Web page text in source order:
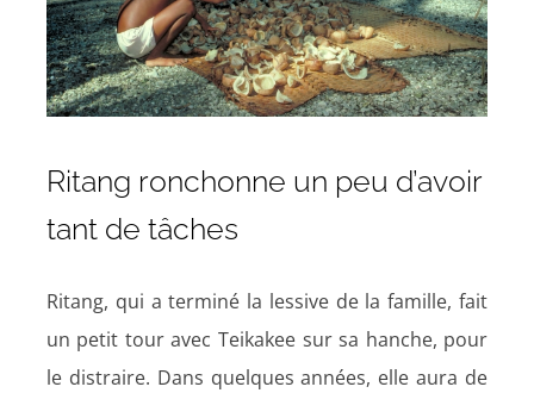
Ritang ronchonne un peu d’avoir
tant de tâches
Ritang, qui a terminé la lessive de la famille, fait
un petit tour avec Teikakee sur sa hanche, pour
le distraire. Dans quelques années, elle aura de